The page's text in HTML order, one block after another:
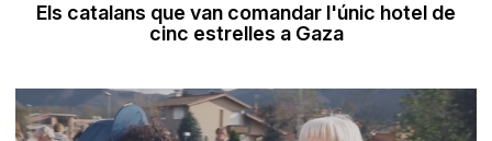
Els catalans que van comandar l'únic hotel de
cinc estrelles a Gaza